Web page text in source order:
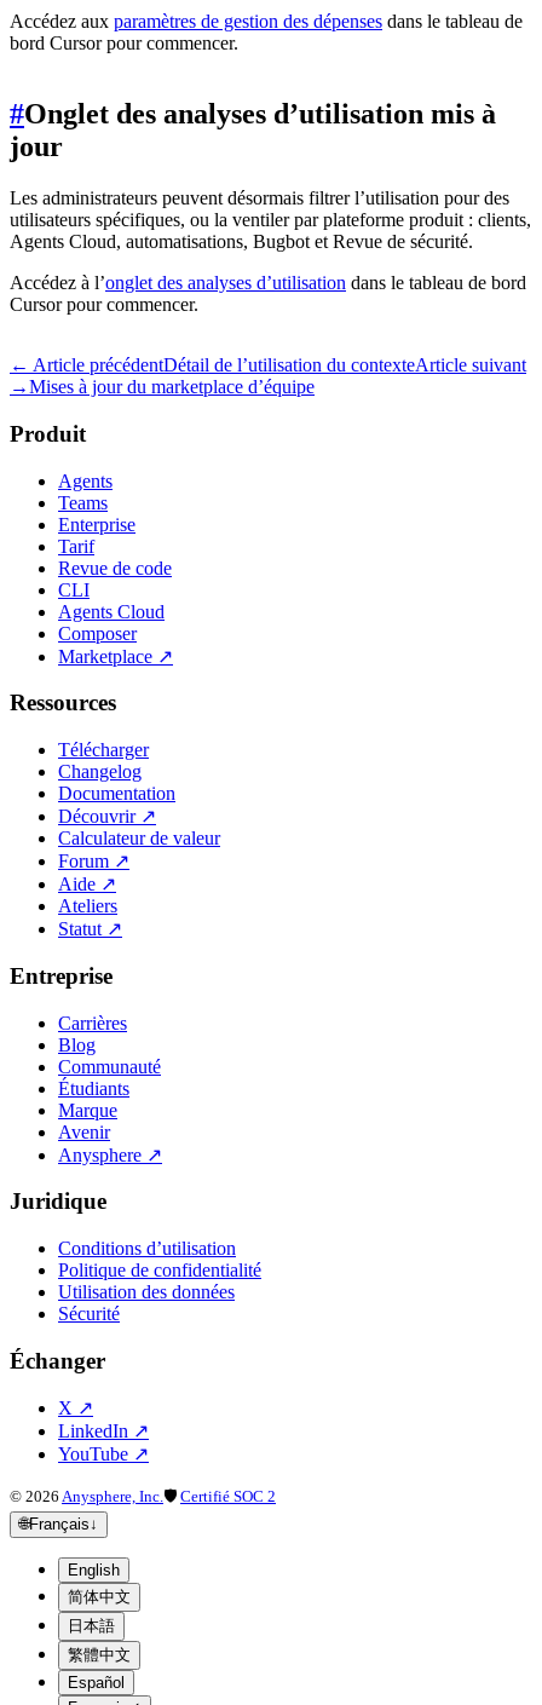
Accédez aux paramètres de gestion des dépenses dans le tableau de
bord Cursor pour commencer.
#Onglet des analyses d’utilisation mis à
jour
Les administrateurs peuvent désormais filtrer l’utilisation pour des
utilisateurs spécifiques, ou la ventiler par plateforme produit : clients,
Agents Cloud, automatisations, Bugbot et Revue de sécurité.
Accédez à l’onglet des analyses d’utilisation dans le tableau de bord
Cursor pour commencer.
← Article précédentDétail de l’utilisation du contexteArticle suivant
→Mises à jour du marketplace d’équipe
Produit
Agents
Teams
Enterprise
Tarif
Revue de code
CLI
Agents Cloud
Composer
Marketplace ↗
Ressources
Télécharger
Changelog
Documentation
Découvrir↗
Calculateur de valeur
Forum ↗
Aide ↗
Ateliers
Statut ↗
Entreprise
Carrières
Blog
Communauté
Étudiants
Marque
Avenir
Anysphere ↗
Juridique
Conditions d’utilisation
Politique de confidentialité
Utilisation des données
Sécurité
Échanger
X ↗
LinkedIn ↗
YouTube ↗
© 2026 Anysphere, Inc.🛡 Certifié SOC 2
🌐Français↓
English
简体中文
日本語
繁體中文
Español